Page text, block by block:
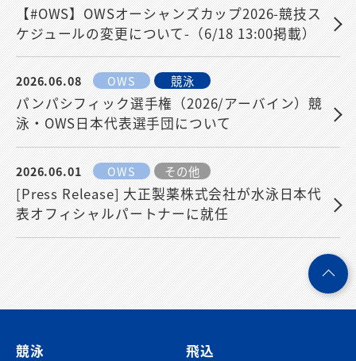
【#OWS】OWSオーシャンズカップ2026-競技ス
ケジュールの変更について-（6/18 13:00掲載）
2026.06.08 OWS 競泳
パンパシフィック選手権（2026/アーバイン）競
泳・OWS日本代表選手団について
2026.06.01 OWS その他
[Press Release] 大正製薬株式会社が水泳日本代
表オフィシャルパートナーに就任
競泳
飛込